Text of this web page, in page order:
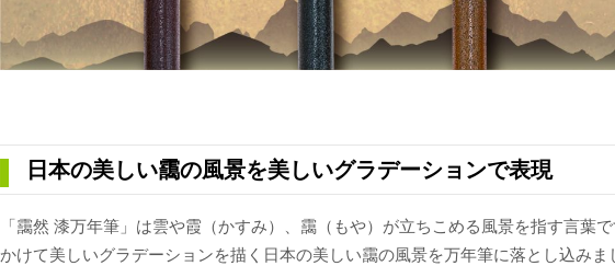
日本の美しい靄の風景を美しいグラデーションで表現
「靄然 漆万年筆」は雲や霞（かすみ）、靄（もや）が立ちこめる風景を指す言葉
かけて美しいグラデーションを描く日本の美しい靄の風景を万年筆に落とし込みま